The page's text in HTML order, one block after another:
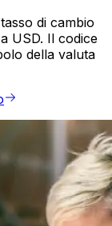
di cambio
USD. Il codice
della valuta